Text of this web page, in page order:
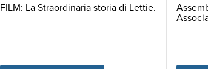
FILM: La Straordinaria storia di Lettie.